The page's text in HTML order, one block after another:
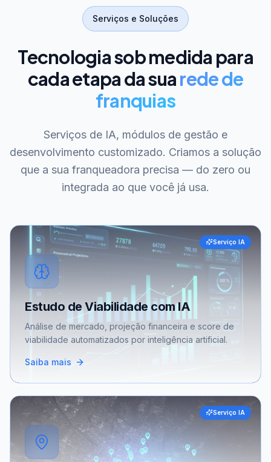
Serviços e Soluções
Tecnologia sob medida para
cada etapa da suarede de
franquias
Serviços de IA, módulos de gestão e
desenvolvimento customizado. Criamos a solução
que a sua franqueadora precisa — do zero ou
integrada ao que você já usa.
Serviço IA
Estudo de Viabilidade com IA
Análise de mercado, projeção financeira e score de
viabilidade automatizados por inteligência artificial.
Saiba mais
Serviço IA